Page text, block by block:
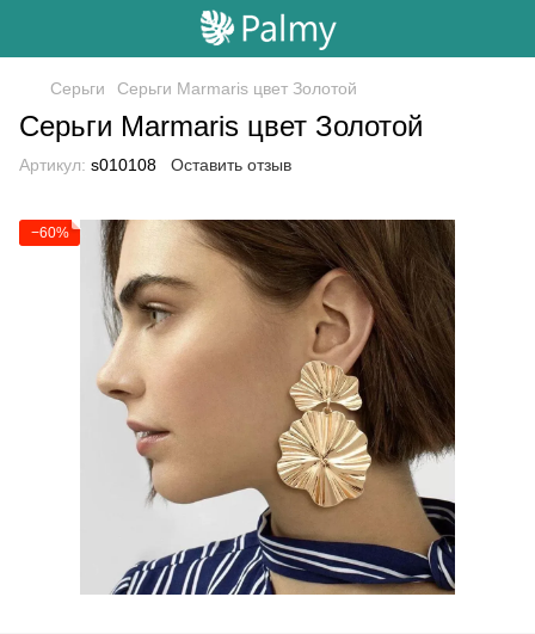
Серьги Серьги Marmaris цвет Золотой
Серьги Marmaris цвет Золотой
Артикул: s010108 Оставить отзыв
−60%